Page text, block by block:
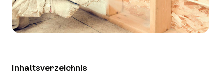
Inhaltsverzeichnis